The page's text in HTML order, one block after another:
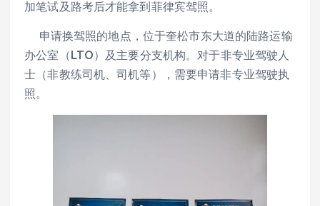
加笔试及路考后才能拿到菲律宾驾照。
申请换驾照的地点，位于奎松市东大道的陆路运输
办公室（LTO）及主要分支机构。对于非专业驾驶人
士（非教练司机、司机等），需要申请非专业驾驶执
照。